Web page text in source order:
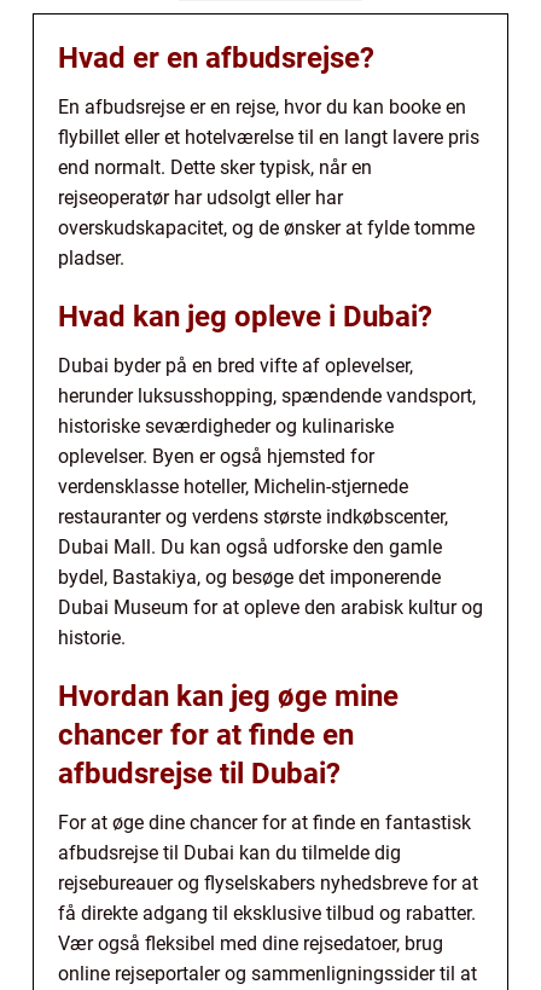
Hvad er en afbudsrejse?
En afbudsrejse er en rejse, hvor du kan booke en
flybillet eller et hotelværelse til en langt lavere pris
end normalt. Dette sker typisk, når en
rejseoperatør har udsolgt eller har
overskudskapacitet, og de ønsker at fylde tomme
pladser.
Hvad kan jeg opleve i Dubai?
Dubai byder på en bred vifte af oplevelser,
herunder luksusshopping, spændende vandsport,
historiske seværdigheder og kulinariske
oplevelser. Byen er også hjemsted for
verdensklasse hoteller, Michelin-stjernede
restauranter og verdens største indkøbscenter,
Dubai Mall. Du kan også udforske den gamle
bydel, Bastakiya, og besøge det imponerende
Dubai Museum for at opleve den arabisk kultur og
historie.
Hvordan kan jeg øge mine
chancer for at finde en
afbudsrejse til Dubai?
For at øge dine chancer for at finde en fantastisk
afbudsrejse til Dubai kan du tilmelde dig
rejsebureauer og flyselskabers nyhedsbreve for at
få direkte adgang til eksklusive tilbud og rabatter.
Vær også fleksibel med dine rejsedatoer, brug
online rejseportaler og sammenligningssider til at